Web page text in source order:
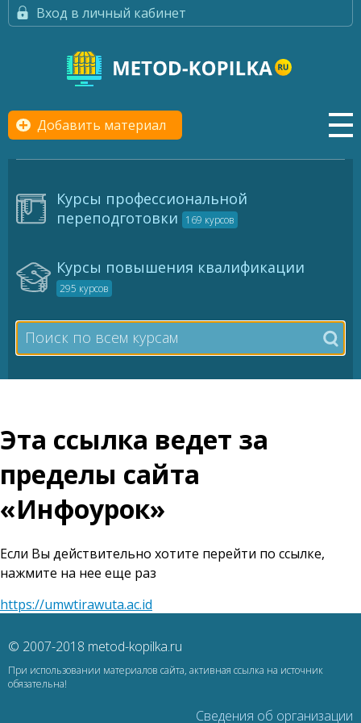
Вход в личный кабинет
Добавить материал
Курсы профессиональной
переподготовки
169 курсов
Курсы повышения квалификации
295 курсов
Эта ссылка ведет за
пределы сайта
«Инфоурок»
Если Вы действительно хотите перейти по ссылке,
нажмите на нее еще раз
https://umwtirawuta.ac.id
© 2007-2018 metod-kopilka.ru
При использовании материалов сайта, активная ссылка на источник
обязательна!
Сведения об организации